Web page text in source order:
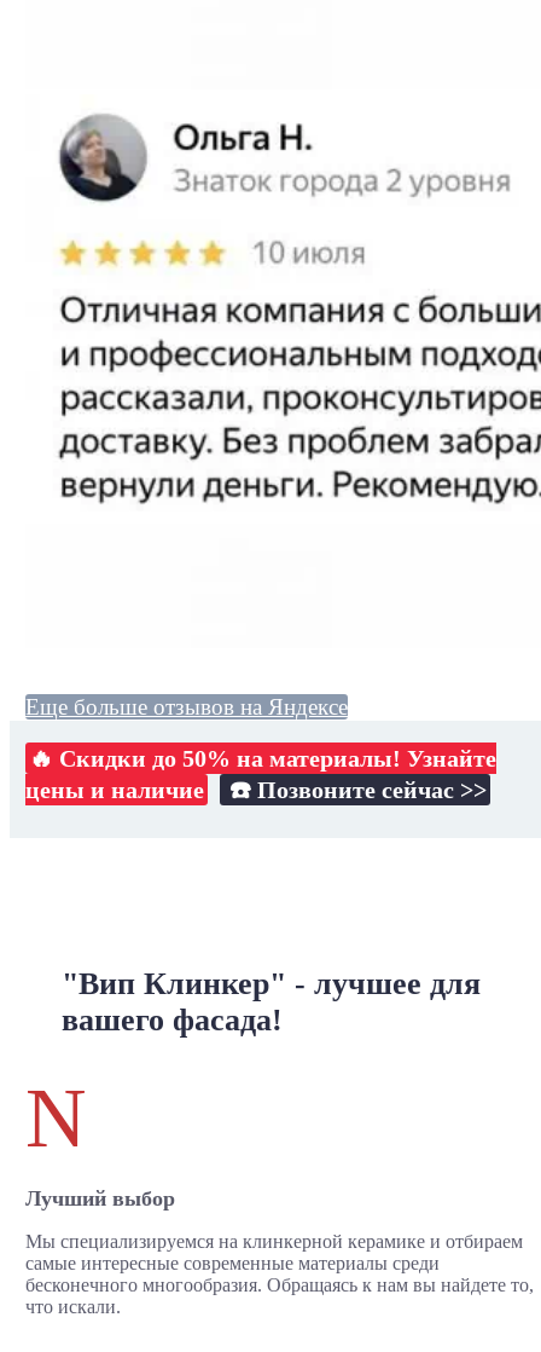
Еще больше отзывов на Яндексе
🔥 Скидки до 50% на материалы! Узнайте
цены и наличие
☎️ Позвоните сейчас >>
"Вип Клинкер" - лучшее для
вашего фасада!
N
Лучший выбор
Мы специализируемся на клинкерной керамике и отбираем
самые интересные современные материалы среди
бесконечного многообразия. Обращаясь к нам вы найдете то,
что искали.